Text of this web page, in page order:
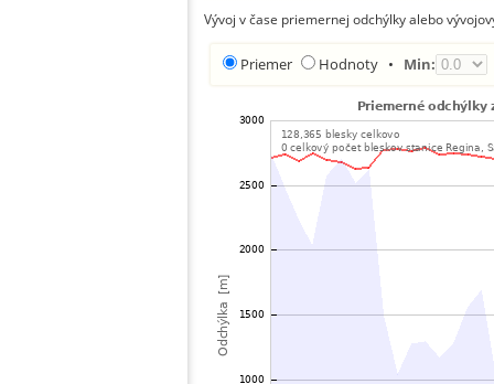
Vývoj v čase priemernej odchýlky alebo
Priemer Hodnoty • Min: